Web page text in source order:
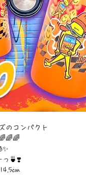
のコンパクト
っ🍵❣️